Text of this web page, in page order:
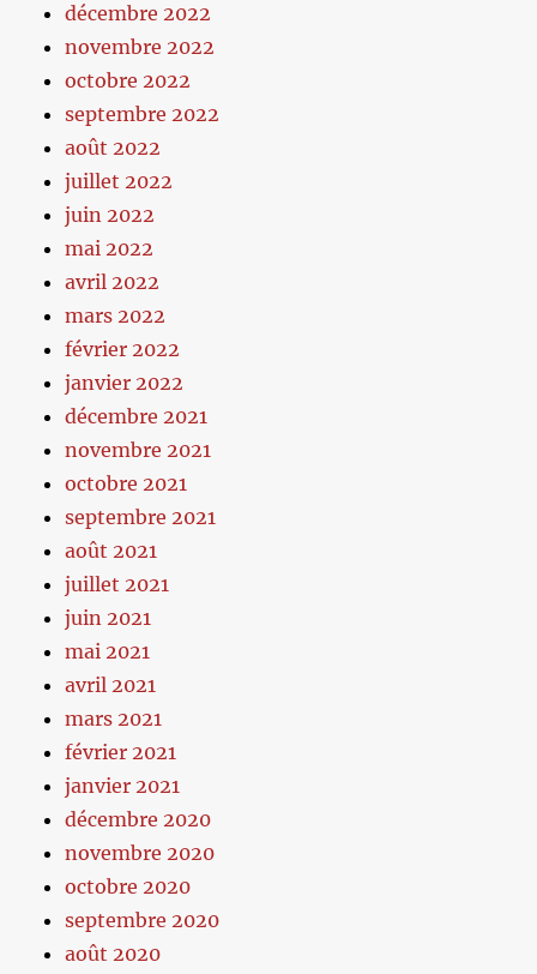
décembre 2022
novembre 2022
octobre 2022
septembre 2022
août 2022
juillet 2022
juin 2022
mai 2022
avril 2022
mars 2022
février 2022
janvier 2022
décembre 2021
novembre 2021
octobre 2021
septembre 2021
août 2021
juillet 2021
juin 2021
mai 2021
avril 2021
mars 2021
février 2021
janvier 2021
décembre 2020
novembre 2020
octobre 2020
septembre 2020
août 2020